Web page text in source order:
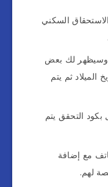
السكني
وسيظهر لك بعض
الميلاد ثم يتم
التحقق يتم
مع إضافة
لهم.